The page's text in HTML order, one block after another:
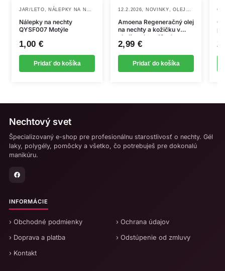
JAR/LETO ,NÁLEPKY NA NECHTY NOVINKY
Nálepky na nechty
QYSF007 Motýle
1,00 €
Pridať do košíka
12.2.2026 NOVINKY ,OLEJČEKY, REGENERÁCIA NECHTOV
Amoena Regeneračný olej
na nechty a kožičku v
okolí nechtov 12 ml
2,99 €
Pridať do košíka
Nechtový svet
Špecializovaný e-shop pre profesionálnu starostlivosť o nechty. Gél
laky, polygély, pomôcky a všetko, čo potrebuješ pre dokonalú
manikúru.
INFORMÁCIE
› Obchodné podmienky
› Ochrana údajov
› Doprava a platba
› Odstúpenie od zmluvy
› Kontakt